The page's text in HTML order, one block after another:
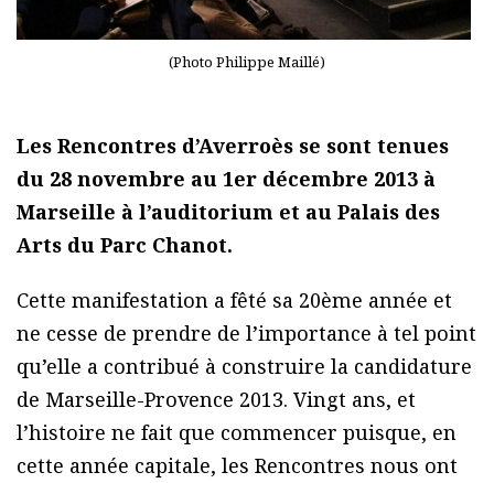
(Photo Philippe Maillé)
Les Rencontres d’Averroès se sont tenues
du 28 novembre au 1er décembre 2013 à
Marseille à l’auditorium et au Palais des
Arts du Parc Chanot.
Cette manifestation a fêté sa 20ème année et
ne cesse de prendre de l’importance à tel point
qu’elle a contribué à construire la candidature
de Marseille-Provence 2013. Vingt ans, et
l’histoire ne fait que commencer puisque, en
cette année capitale, les Rencontres nous ont